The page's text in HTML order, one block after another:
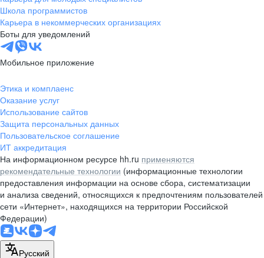
Школа программистов
Карьера в некоммерческих организациях
Боты для уведомлений
Мобильное приложение
Этика и комплаенс
Оказание услуг
Использование сайтов
Защита персональных данных
Пользовательское соглашение
ИТ аккредитация
На информационном ресурсе hh.ru применяются
рекомендательные технологии (информационные технологии
предоставления информации на основе сбора, систематизации
и анализа сведений, относящихся к предпочтениям пользователей
сети «Интернет», находящихся на территории Российской
Федерации)
Русский